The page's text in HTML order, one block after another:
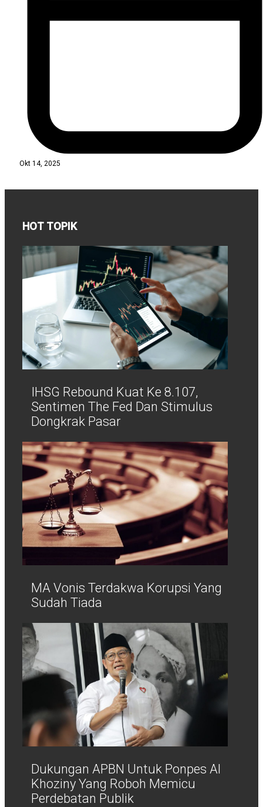
Okt 14, 2025
HOT TOPIK
IHSG Rebound Kuat Ke 8.107,
Sentimen The Fed Dan Stimulus
Dongkrak Pasar
MA Vonis Terdakwa Korupsi Yang
Sudah Tiada
Dukungan APBN Untuk Ponpes Al
Khoziny Yang Roboh Memicu
Perdebatan Publik